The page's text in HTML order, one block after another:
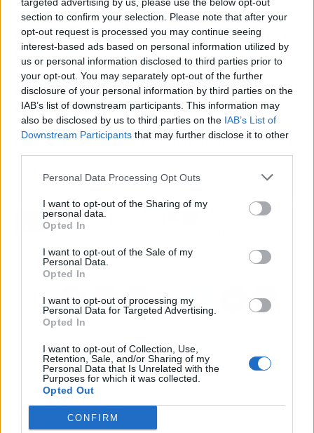
section to confirm your selection. Please note that after your
opt-out request is processed you may continue seeing
interest-based ads based on personal information utilized by
us or personal information disclosed to third parties prior to
your opt-out. You may separately opt-out of the further
disclosure of your personal information by third parties on the
IAB’s list of downstream participants. This information may
also be disclosed by us to third parties on the IAB’s List of
Downstream Participants that may further disclose it to other
Personal Data Processing Opt Outs
I want to opt-out of the Sharing of my
personal data.
Opted In
I want to opt-out of the Sale of my
Personal Data.
Opted In
I want to opt-out of processing my
Personal Data for Targeted Advertising.
Opted In
I want to opt-out of Collection, Use,
Retention, Sale, and/or Sharing of my
Personal Data that Is Unrelated with the
Purposes for which it was collected.
Opted Out
CONFIRM
llegar lo más lejos posible esta edición de
Champions será un París Saint-Germani que ha
firmado varias actuaciones irregulares a lo
largo de la temporada, pero que llega en
dinámica ascendente. Las plantillas de
ambos equipos son bastante parejas, pero el
PSG cuenta con un Kylian Mbappé que puede
convertirse en un factor diferencial.
Artículo anterior
El doble rasero de Luis
jóvenes como Cubarsí
Artículo siguiente
Robert Navarro responde